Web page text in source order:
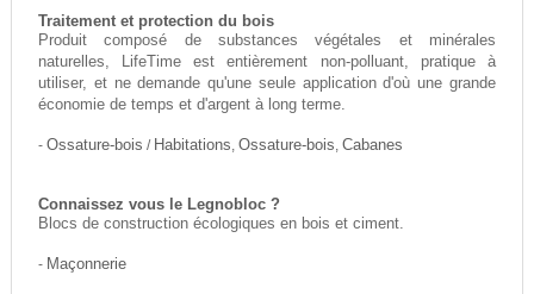
Traitement et protection du bois
Produit composé de substances végétales et minérales
naturelles, LifeTime est entièrement non-polluant, pratique à
utiliser, et ne demande qu'une seule application d'où une grande
économie de temps et d'argent à long terme.
- Ossature-bois / Habitations, Ossature-bois, Cabanes
Connaissez vous le Legnobloc ?
Blocs de construction écologiques en bois et ciment.
- Maçonnerie